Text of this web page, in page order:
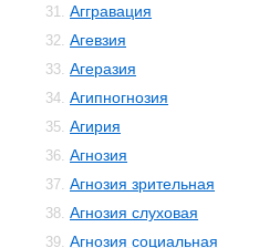
31. Аггравация
32. Агевзия
33. Агеразия
34. Агипногнозия
35. Агирия
36. Агнозия
37. Агнозия зрительная
38. Агнозия слуховая
39. Агнозия социальная